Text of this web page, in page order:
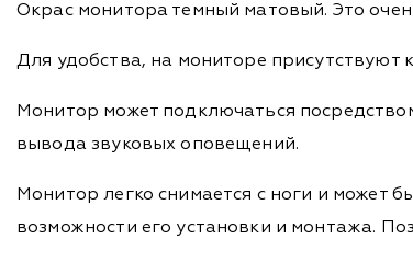
Окрас монитора темный матовый. Это
Для удобства, на мониторе присутствуют
Монитор может подключаться
вывода звуковых оповещений.
Монитор легко снимается с ноги и может
возможности его установки и монтажа.